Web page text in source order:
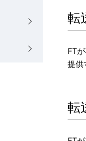
転
FT
提供
転